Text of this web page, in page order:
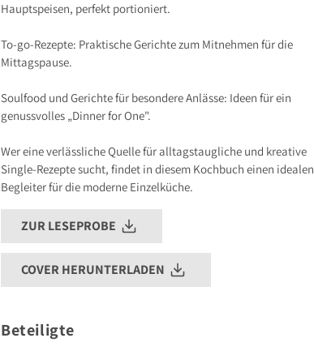
Hauptspeisen, perfekt portioniert.
To-go-Rezepte: Praktische Gerichte zum Mitnehmen für die
Mittagspause.
Soulfood und Gerichte für besondere Anlässe: Ideen für ein
genussvolles „Dinner for One".
Wer eine verlässliche Quelle für alltagstaugliche und kreative
Single-Rezepte sucht, findet in diesem Kochbuch einen idealen
Begleiter für die moderne Einzelküche.
ZUR LESEPROBE
COVER HERUNTERLADEN
Beteiligte